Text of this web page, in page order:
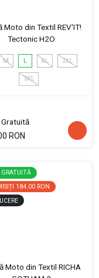
Moto din Textil REV'IT!
Tectonic H2O
M L XL 2XL
3XL
RON
GRATUITĂ
184.00 RON
Moto din Textil RICHA